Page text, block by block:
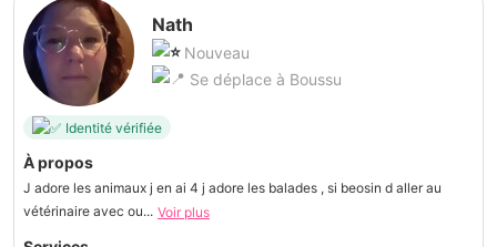
Nath
Nouveau
Se déplace à Boussu
Identité vérifiée
À propos
J adore les animaux j en ai 4 j adore les balades , si beosin d aller au
vétérinaire avec ou... Voir plus